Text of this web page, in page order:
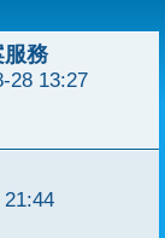
務
28 13:27